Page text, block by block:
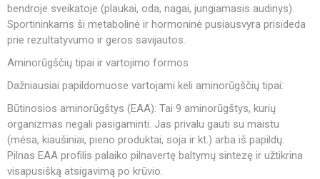
bendroje sveikatoje (plaukai, oda, nagai, jungiamasis audinys).
Sportininkams ši metabolinė ir hormoninė pusiausvyra prisideda
prie rezultatyvumo ir geros savijautos.
Aminorūgščių tipai ir vartojimo formos
Dažniausiai papildomuose vartojami keli aminorūgščių tipai:
Būtinosios aminorūgštys (EAA): Tai 9 aminorūgštys, kurių
organizmas negali pasigaminti. Jas privalu gauti su maistu
(mėsa, kiaušiniai, pieno produktai, soja ir kt.) arba iš papildų.
Pilnas EAA profilis palaiko pilnavertę baltymų sintezę ir užtikrina
visapusišką atsigavimą po krūvio.